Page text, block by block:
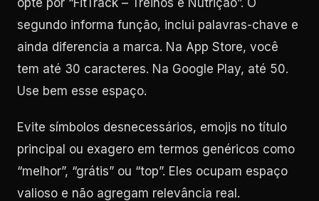
opte por “FitTrack – Treinos e Nutrição”. O
segundo informa função, inclui palavras-chave e
ainda diferencia a marca. Na App Store, você
tem até 30 caracteres. Na Google Play, até 50.
Use bem esse espaço.
Evite símbolos desnecessários, emojis no título
principal ou exagero em termos genéricos como
“melhor”, “grátis” ou “top”. Eles ocupam espaço
valioso e não agregam relevância real.